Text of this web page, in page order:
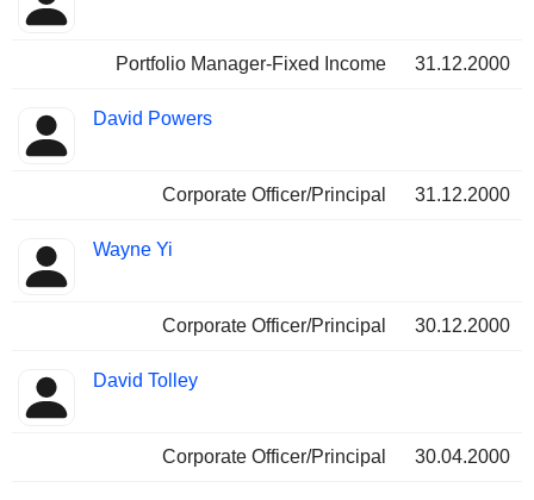
Portfolio Manager-Fixed Income 31.12.2000
David Powers
Corporate Officer/Principal 31.12.2000
Wayne Yi
Corporate Officer/Principal 30.12.2000
David Tolley
Corporate Officer/Principal 30.04.2000